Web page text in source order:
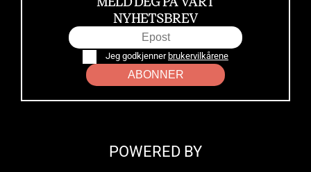
NYHETSBREV
Jeg godkjenner brukervilkårene
ABONNER
POWERED BY